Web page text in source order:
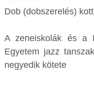
Dob (dobszerelés)
A zeneiskolák és a
Egyetem jazz
negyedik kötete